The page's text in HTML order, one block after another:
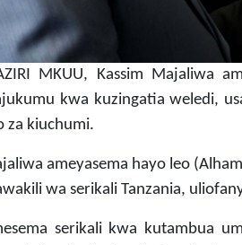
MKUU, Kassim Majaliwa
kwa kuzingatia weledi,
za kiuchumi.
ameyasema hayo leo
wa serikali Tanzania,
serikali kwa kutambua